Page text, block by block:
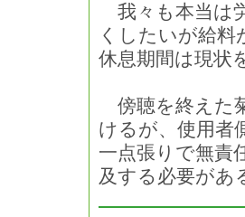
我々も本当は
くしたいが給
休息期間は現状
傍聴を終えた
けるが、使用者
一点張りで無責
及する必要があ